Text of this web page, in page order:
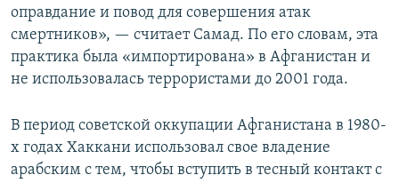
оправдание и повод для совершения атак
смертников», — считает Самад. По его словам, эта
практика была «импортирована» в Афганистан и
не использовалась террористами до 2001 года.
В период советской оккупации Афганистана в 1980-
х годах Хаккани использовал свое владение
арабским с тем, чтобы вступить в тесный контакт с